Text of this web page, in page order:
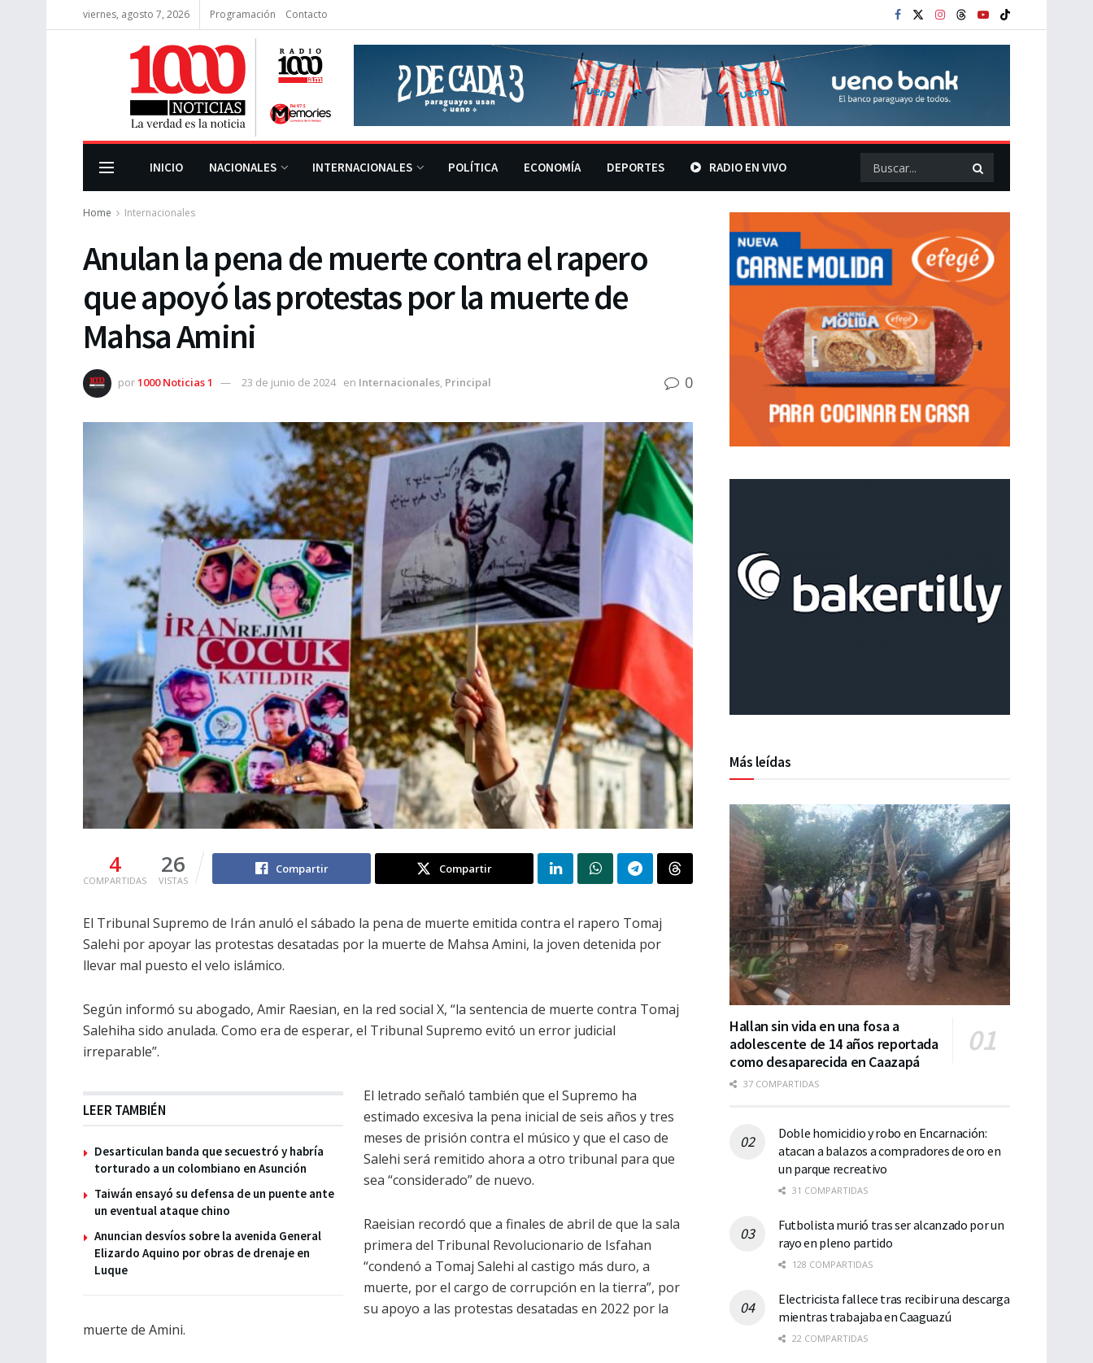
viernes, agosto 7, 2026 Programación Contacto
INICIO NACIONALES INTERNACIONALES POLÍTICA ECONOMÍA DEPORTES RADIO EN VIVO
Home Internacionales
Anulan la pena de muerte contra el rapero
que apoyó las protestas por la muerte de
Mahsa Amini
por1000 Noticias 1 23 de junio de 2024 en Internacionales, Principal 0
4
COMPARTIDAS
26
VISTAS
Compartir Compartir
El Tribunal Supremo de Irán anuló el sábado la pena de muerte emitida contra el rapero Tomaj
Salehi por apoyar las protestas desatadas por la muerte de Mahsa Amini, la joven detenida por
llevar mal puesto el velo islámico.
Según informó su abogado, Amir Raesian, en la red social X, “la sentencia de muerte contra Tomaj
Salehiha sido anulada. Como era de esperar, el Tribunal Supremo evitó un error judicial
irreparable”.
LEER TAMBIÉN
Desarticulan banda que secuestró y habría
torturado a un colombiano en Asunción
Taiwán ensayó su defensa de un puente ante
un eventual ataque chino
Anuncian desvíos sobre la avenida General
Elizardo Aquino por obras de drenaje en
Luque
El letrado señaló también que el Supremo ha
estimado excesiva la pena inicial de seis años y tres
meses de prisión contra el músico y que el caso de
Salehi será remitido ahora a otro tribunal para que
sea “considerado” de nuevo.
Raeisian recordó que a finales de abril de que la sala
primera del Tribunal Revolucionario de Isfahan
“condenó a Tomaj Salehi al castigo más duro, a
muerte, por el cargo de corrupción en la tierra”, por
su apoyo a las protestas desatadas en 2022 por la
muerte de Amini.
Más leídas
Hallan sin vida en una fosa a
adolescente de 14 años reportada
como desaparecida en Caazapá
37 COMPARTIDAS
Doble homicidio y robo en Encarnación:
atacan a balazos a compradores de oro en
un parque recreativo
31 COMPARTIDAS
Futbolista murió tras ser alcanzado por un
rayo en pleno partido
128 COMPARTIDAS
Electricista fallece tras recibir una descarga
mientras trabajaba en Caaguazú
22 COMPARTIDAS